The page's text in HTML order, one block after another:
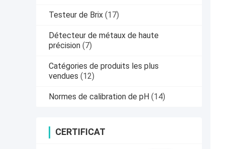
Testeur de Brix (17)
Détecteur de métaux de haute
précision (7)
Catégories de produits les plus
vendues (12)
Normes de calibration de pH (14)
CERTIFICAT